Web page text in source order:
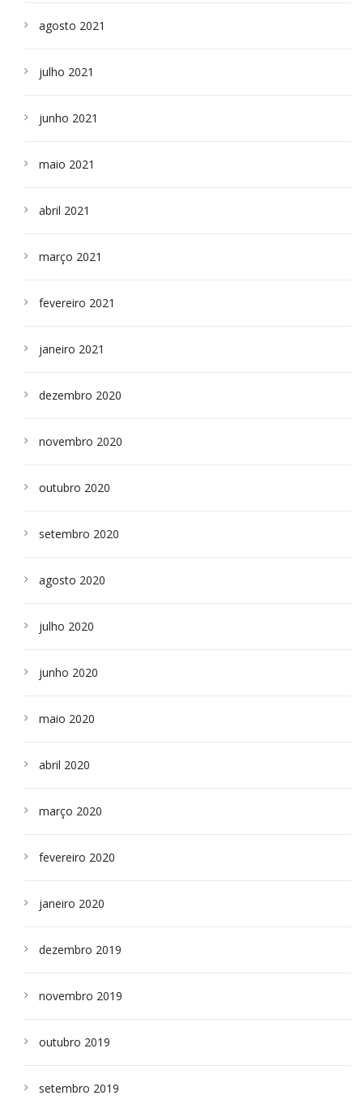
agosto 2021
julho 2021
junho 2021
maio 2021
abril 2021
março 2021
fevereiro 2021
janeiro 2021
dezembro 2020
novembro 2020
outubro 2020
setembro 2020
agosto 2020
julho 2020
junho 2020
maio 2020
abril 2020
março 2020
fevereiro 2020
janeiro 2020
dezembro 2019
novembro 2019
outubro 2019
setembro 2019